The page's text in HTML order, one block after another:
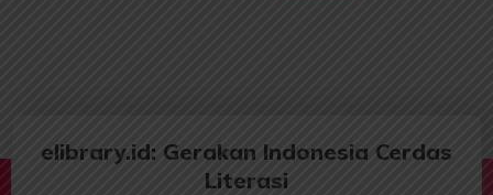
elibrary.id: Gerakan Indonesia Cerdas
Literasi